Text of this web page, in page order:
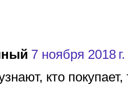
7 ноября 2018
кто